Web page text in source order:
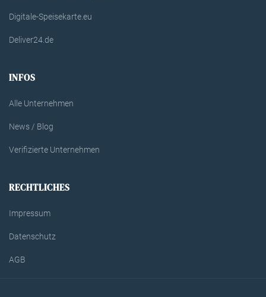
Digitale-Speisekarte.eu
Deliver24.de
INFOS
Alle Unternehmen
News / Blog
Verifizierte Unternehmen
RECHTLICHES
Impressum
Datenschutz
AGB